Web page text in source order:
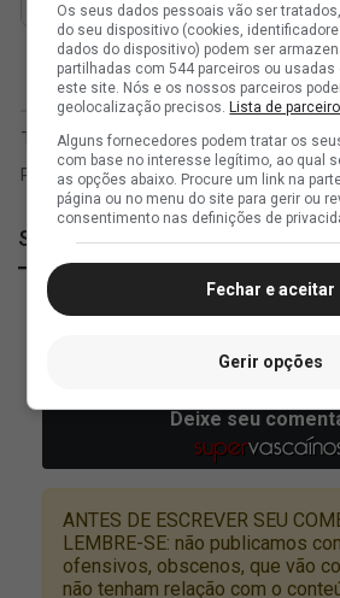
SuperVasco
Os seus dados pessoais vão ser
do seu dispositivo (cookies,
dados do dispositivo) podem ser
partilhadas com 544 parceiros ou
este site. Nós e os nossos parceiros
geolocalização precisos.Lista de
Alguns fornecedores podem tratar os
com base no interesse legítimo, ao qual
as opções abaixo. Procure um link na
página ou no menu do site para gerir ou
consentimento nas definições de
Fechar e aceitar
Gerir opções